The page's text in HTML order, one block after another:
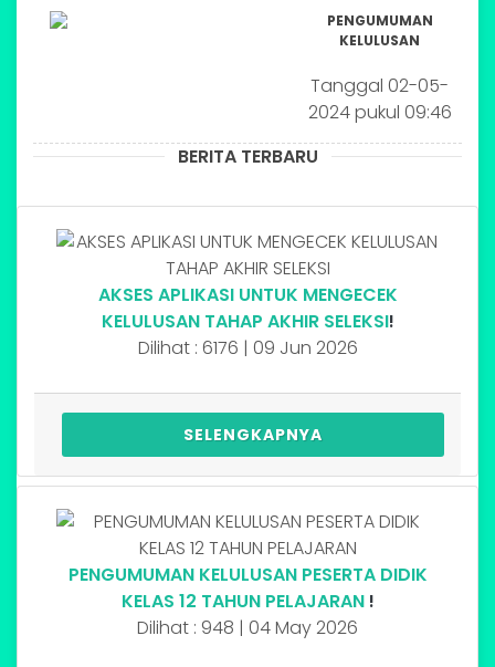
PENGUMUMAN
KELULUSAN
Tanggal 02-05-
2024 pukul 09:46
BERITA TERBARU
AKSES APLIKASI UNTUK MENGECEK
KELULUSAN TAHAP AKHIR SELEKSI!
Dilihat : 6176 | 09 Jun 2026
SELENGKAPNYA
PENGUMUMAN KELULUSAN PESERTA DIDIK
KELAS 12 TAHUN PELAJARAN !
Dilihat : 948 | 04 May 2026